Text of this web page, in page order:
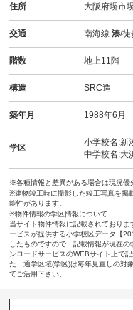
住所 大阪府堺市
交通 南海線湊/徒
階数 地上11階
構造 SRC造
築年月 1988年6月
学区
小学校名:新
中学校名:大
※各種情報と差異がある場合は現況優
※建物竣工時に撮影した竣工写真を掲
能性があります。
※物件情報の学区情報について
当サイト物件情報に記載されており
ービスが提供する小学校区データ【
したものですので、記載情報が現在
ンロードサービスのWEBサイト上で
た、通学区域(学区)は毎年見直しの対
てご活用下さい。